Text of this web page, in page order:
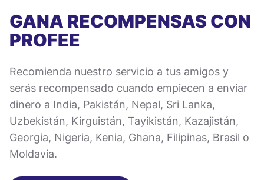
GANA RECOMPENSAS CON
PROFEE
Recomienda nuestro servicio a tus amigos y
serás recompensado cuando empiecen a enviar
dinero a India, Pakistán, Nepal, Sri Lanka,
Uzbekistán, Kirguistán, Tayikistán, Kazajistán,
Georgia, Nigeria, Kenia, Ghana, Filipinas, Brasil o
Moldavia.